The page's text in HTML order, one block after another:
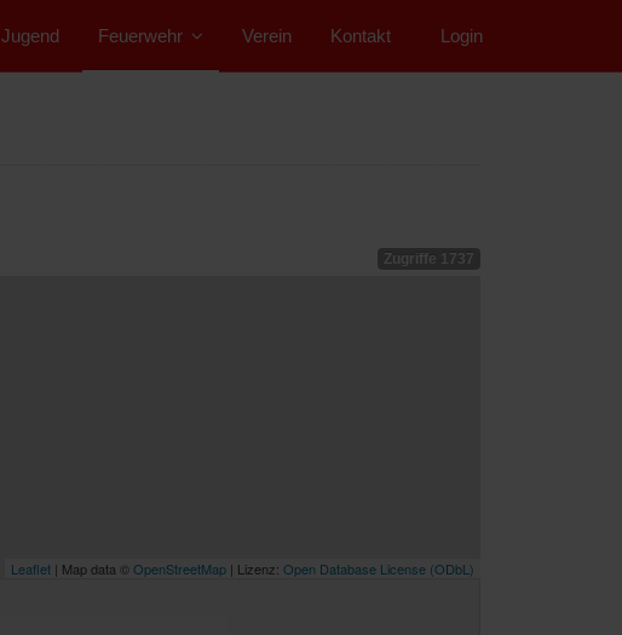
Jugend Feuerwehr Verein Kontakt Login
Zugriffe 1737
Leaflet | Map data © OpenStreetMap | Lizenz: Open Database License (ODbL)